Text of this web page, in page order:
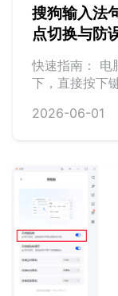
搜狗输入法
点切换与防
快速指南： 电
下，直接按下
2026-06-01